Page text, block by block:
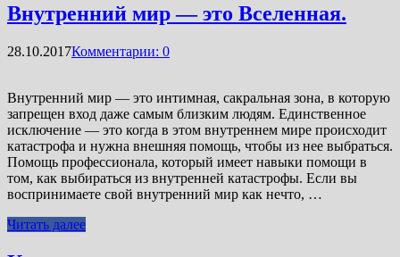
Внутренний мир — это Вселенная.
28.10.2017Комментарии: 0
Внутренний мир — это интимная, сакральная зона, в которую
запрещен вход даже самым близким людям. Единственное
исключение — это когда в этом внутреннем мире происходит
катастрофа и нужна внешняя помощь, чтобы из нее выбраться.
Помощь профессионала, который имеет навыки помощи в
том, как выбираться из внутренней катастрофы. Если вы
воспринимаете свой внутренний мир как нечто, …
Читать далее